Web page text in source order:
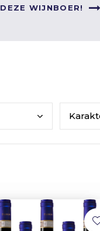
WIJNBOER!
Kara